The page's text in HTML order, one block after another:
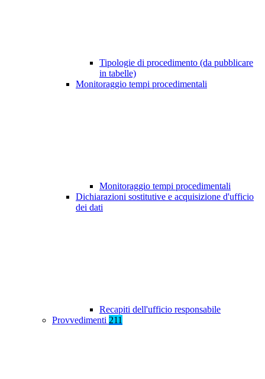
Tipologie di procedimento (da pubblicare
in tabelle)
Monitoraggio tempi procedimentali
Monitoraggio tempi procedimentali
Dichiarazioni sostitutive e acquisizione d'ufficio
dei dati
Recapiti dell'ufficio responsabile
Provvedimenti 211